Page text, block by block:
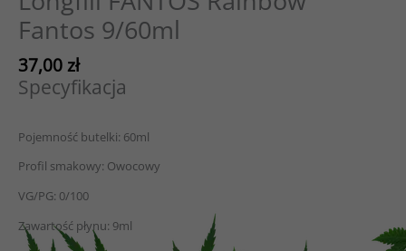
Fantos 9/60ml
37,00zł
Specyfikacja
Pojemność butelki: 60ml
Profil smakowy: Owocowy
VG/PG: 0/100
Zawartość płynu: 9ml